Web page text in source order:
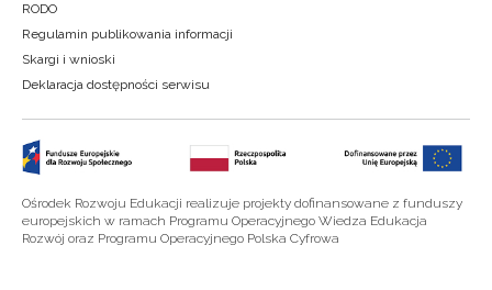
RODO
Regulamin publikowania informacji
Skargi i wnioski
Deklaracja dostępności serwisu
Ośrodek Rozwoju Edukacji realizuje projekty dofinansowane z funduszy
europejskich w ramach Programu Operacyjnego Wiedza Edukacja
Rozwój oraz Programu Operacyjnego Polska Cyfrowa